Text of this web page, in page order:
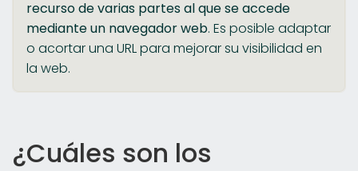
recurso de varias partes al que se accede
mediante un navegador web. Es posible adaptar
o acortar una URL para mejorar su visibilidad en
la web.
¿Cuáles son los